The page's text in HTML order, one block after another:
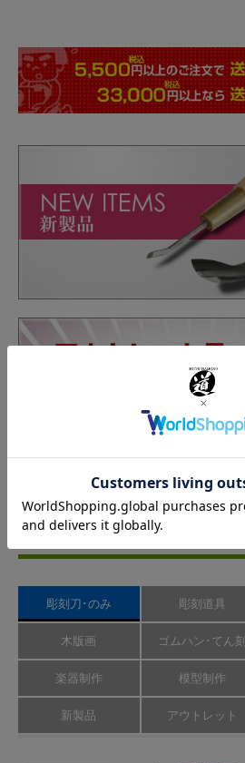
カテゴリーから商品を探す
彫刻刀･のみ 彫刻道具
木版画 ゴムハン･てん刻
楽器制作 模型制作
新製品 アウトレット